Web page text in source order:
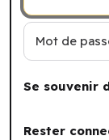
Mot de
Se souvenir
Rester